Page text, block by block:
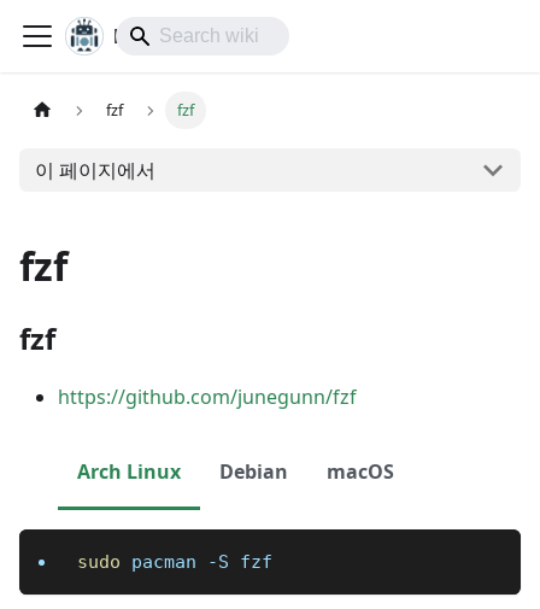
lol-IoT
fzf fzf
이 페이지에서
fzf
fzf
https://github.com/junegunn/fzf
Arch Linux Debian macOS
sudo pacman -S fzf